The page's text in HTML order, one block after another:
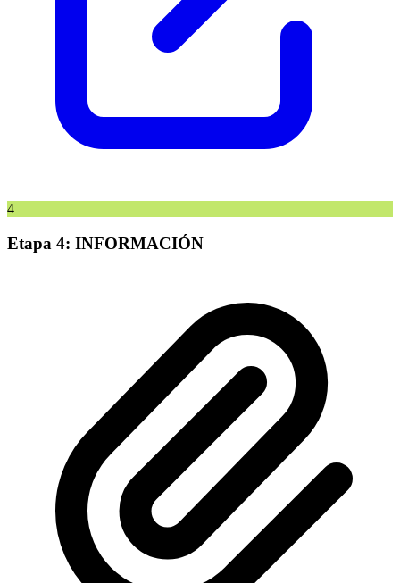
4
Etapa 4: INFORMACIÓN